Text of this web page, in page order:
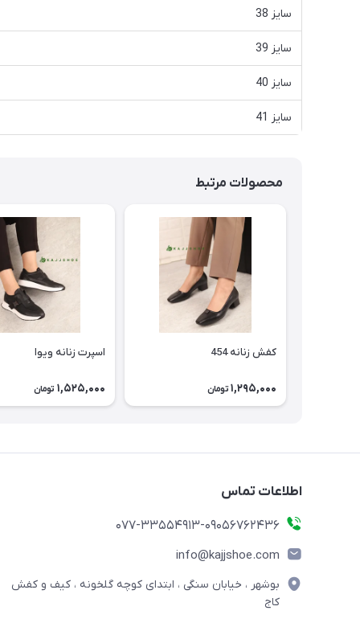
سایز 38
سایز 39
سایز 40
سایز 41
محصولات مرتبط
کفش زنانه 454
1,295,000 تومان
اسپرت زنانه ویوا
1,525,000 تومان
اطلاعات تماس
077-33554913-09056762436
info@kajjshoe.com
بوشهر ، خیابان سنگی ، ابتدای کوچه گلخونه ، کیف و کفش
کاج